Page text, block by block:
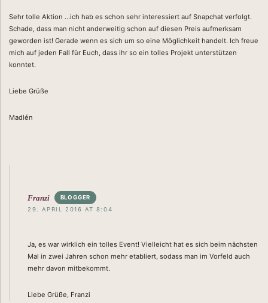
Sehr tolle Aktion …ich hab es schon sehr interessiert auf Snapchat verfolgt.
Schade, dass man nicht anderweitig schon auf diesen Preis aufmerksam
geworden ist! Gerade wenn es sich um so eine Möglichkeit handelt. Ich freue
mich auf jeden Fall für Euch, dass ihr so ein tolles Projekt unterstützen
konntet.
Liebe Grüße
Madlén
Franzi
BLOGGER
29. APRIL 2016 AT 8:04
Ja, es war wirklich ein tolles Event! Vielleicht hat es sich beim nächsten
Mal in zwei Jahren schon mehr etabliert, sodass man im Vorfeld auch
mehr davon mitbekommt.
Liebe Grüße, Franzi